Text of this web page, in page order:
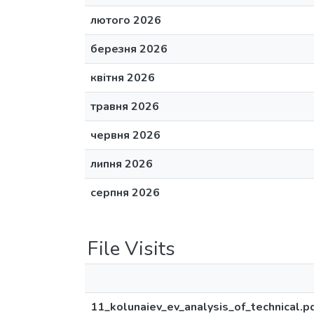
лютого 2026
березня 2026
квітня 2026
травня 2026
червня 2026
липня 2026
серпня 2026
File Visits